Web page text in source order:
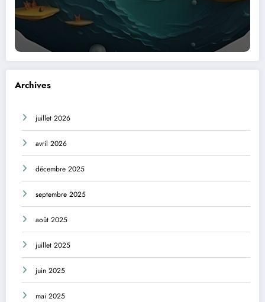
Archives
juillet 2026
avril 2026
décembre 2025
septembre 2025
août 2025
juillet 2025
juin 2025
mai 2025